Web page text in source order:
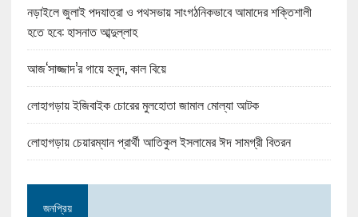
নড়াইলে জুলাই পদযাত্রা ও পথসভায় সাংগঠনিকভাবে আমাদের শক্তিশালী
হতে হবে: হাসনাত আব্দুল্লাহ
আজ‘সাজ্জাদ’র গায়ে হলুদ, কাল বিয়ে
লোহাগড়ায় ইজিবাইক চোরের মুলহোতা জামাল মোল্যা আটক
লোহাগড়ায় চেয়ারম্যান প্রার্থী আতিকুল ইসলামের ঈদ সামগ্রী বিতরন
জনপ্রিয়